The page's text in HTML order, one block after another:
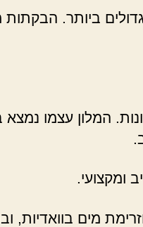
ביותר. הבקתות
המלון עצמו נמצא
ומקצועי.
מים בוואדיות,